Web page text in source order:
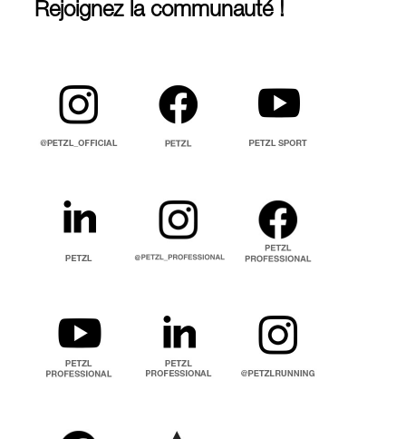
Rejoignez la communauté !